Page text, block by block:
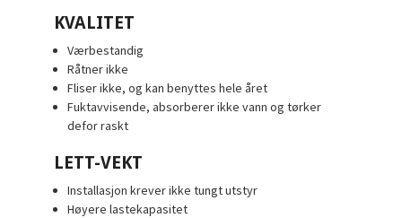
KVALITET
Værbestandig
Råtner ikke
Fliser ikke, og kan benyttes hele året
Fuktavvisende, absorberer ikke vann og tørker
defor raskt
LETT-VEKT
Installasjon krever ikke tungt utstyr
Høyere lastekapasitet